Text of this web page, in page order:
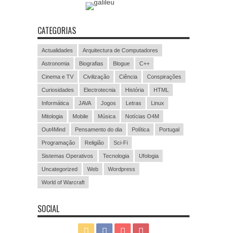
CATEGORIAS
Actualidades Arquitectura de Computadores
Astronomia Biografias Blogue C++
Cinema e TV Civilização Ciência Conspirações
Curiosidades Electrotecnia História HTML
Informática JAVA Jogos Letras Linux
Mitologia Mobile Música Notícias O4M
Out4Mind Pensamento do dia Política Portugal
Programação Religião Sci-Fi
Sistemas Operativos Tecnologia Ufologia
Uncategorized Web Wordpress
World of Warcraft
SOCIAL